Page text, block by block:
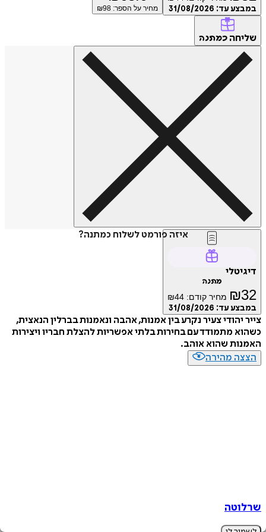
עד:31/08/2026 מחיר על הספר: ₪98
כמתנה
איזה פורמט לשלוח כמתנה?
₪ מחיר קודם: ₪44
עד:31/08/2026
צעיר נקרע בין אמנות, אהבה ונאמנות בברלין הנאצית,
מתמודד עם בחירות בלתי אפשריות להצלת חבריו ויצירות
שהוא אוהב.
מהירה